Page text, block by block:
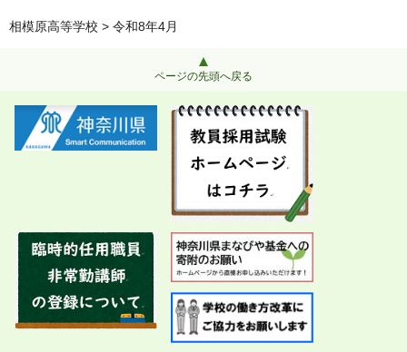
相模原高等学校 > 令和8年4月
ページの先頭へ戻る